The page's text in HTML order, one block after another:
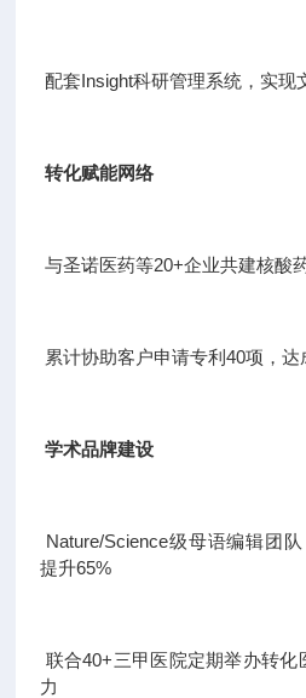
配套Insight科研管理系统，实现
转化赋能网络
与圣诺医药等20+企业共建核酸
累计协助客户申请专利40项，达
学术品牌建设
Nature/Science级母语编辑团
提升65%
联合40+三甲医院定期举办转
力